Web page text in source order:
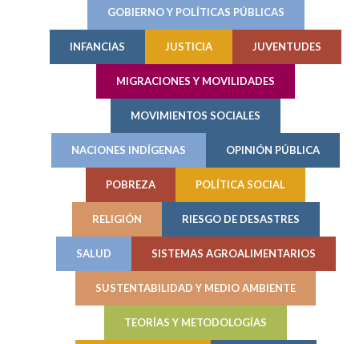
GOBIERNO Y POLÍTICAS PÚBLICAS
INFANCIAS JUSTICIA JUVENTUDES
MIGRACIONES Y MOVILIDADES
MOVIMIENTOS SOCIALES
NACIONES INDÍGENAS OPINIÓN PÚBLICA
POBREZA POLÍTICA SOCIAL
RELIGIÓN RIESGO DE DESASTRES
SALUD SISTEMAS AGROALIMENTARIOS
SUSTENTABILIDAD Y MEDIO AMBIENTE
TEORÍAS Y METODOLOGÍAS